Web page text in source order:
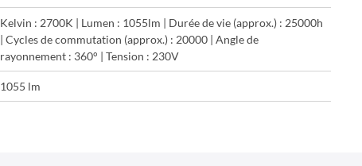
Kelvin : 2700K | Lumen : 1055lm | Durée de vie (approx.) : 25000h
| Cycles de commutation (approx.) : 20000 | Angle de
rayonnement : 360° | Tension : 230V
1055 lm